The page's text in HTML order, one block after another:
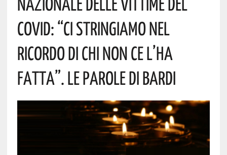
Covid: “Ci Stringiamo Nel
Ricordo Di Chi Non Ce L’ha
Fatta”. Le Parole Di Bardi